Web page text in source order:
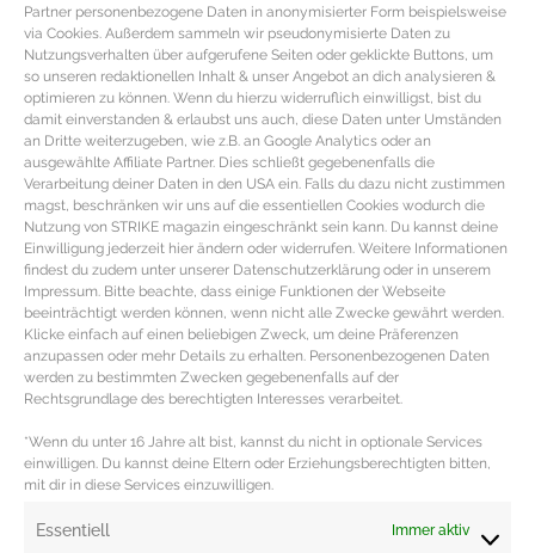
Partner personenbezogene Daten in anonymisierter Form beispielsweise
via Cookies. Außerdem sammeln wir pseudonymisierte Daten zu
Nutzungsverhalten über aufgerufene Seiten oder geklickte Buttons, um
so unseren redaktionellen Inhalt & unser Angebot an dich analysieren &
optimieren zu können. Wenn du hierzu widerruflich einwilligst, bist du
damit einverstanden & erlaubst uns auch, diese Daten unter Umständen
an Dritte weiterzugeben, wie z.B. an Google Analytics oder an
ausgewählte Affiliate Partner. Dies schließt gegebenenfalls die
Verarbeitung deiner Daten in den USA ein. Falls du dazu nicht zustimmen
magst, beschränken wir uns auf die essentiellen Cookies wodurch die
Nutzung von STRIKE magazin eingeschränkt sein kann. Du kannst deine
Einwilligung jederzeit hier ändern oder widerrufen. Weitere Informationen
findest du zudem unter unserer Datenschutzerklärung oder in unserem
Impressum. Bitte beachte, dass einige Funktionen der Webseite
beeinträchtigt werden können, wenn nicht alle Zwecke gewährt werden.
Klicke einfach auf einen beliebigen Zweck, um deine Präferenzen
anzupassen oder mehr Details zu erhalten. Personenbezogenen Daten
werden zu bestimmten Zwecken gegebenenfalls auf der
Rechtsgrundlage des berechtigten Interesses verarbeitet.
*Wenn du unter 16 Jahre alt bist, kannst du nicht in optionale Services
einwilligen. Du kannst deine Eltern oder Erziehungsberechtigten bitten,
mit dir in diese Services einzuwilligen.
Essentiell Immer aktiv
PERFEKTER TEINT – Getönte
Tagescremes und BB Cremes
Getönte BB Cremes für den ebenmäßigen Teint Getönte
denn der Teint wird